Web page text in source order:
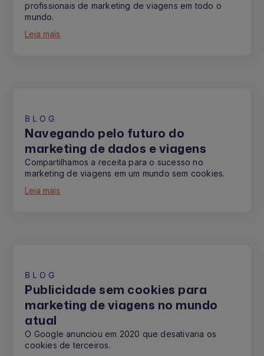
profissionais de marketing de viagens em todo o
mundo.
Leia mais
BLOG
Navegando pelo futuro do
marketing de dados e viagens
Compartilhamos a receita para o sucesso no
marketing de viagens em um mundo sem cookies.
Leia mais
BLOG
Publicidade sem cookies para
marketing de viagens no mundo
atual
O Google anunciou em 2020 que desativaria os
cookies de terceiros.